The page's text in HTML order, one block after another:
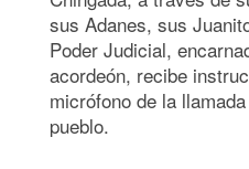
sus Adanes, sus
Poder Judicial,
acordeón, recibe
micrófono de la
pueblo.